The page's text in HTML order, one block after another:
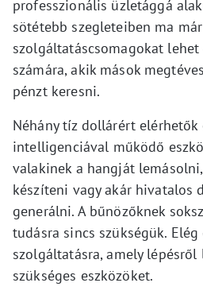
professzionális üzletággá
sötétebb szegleteiben ma
szolgáltatáscsomagokat
számára, akik mások
pénzt keresni.
Néhány tíz dollárért elérhetők
intelligenciával működő
valakinek a hangját
készíteni vagy akár hivatalos
generálni. A bűnözőknek
tudásra sincs szükségük.
szolgáltatásra, amely
szükséges eszközöket.